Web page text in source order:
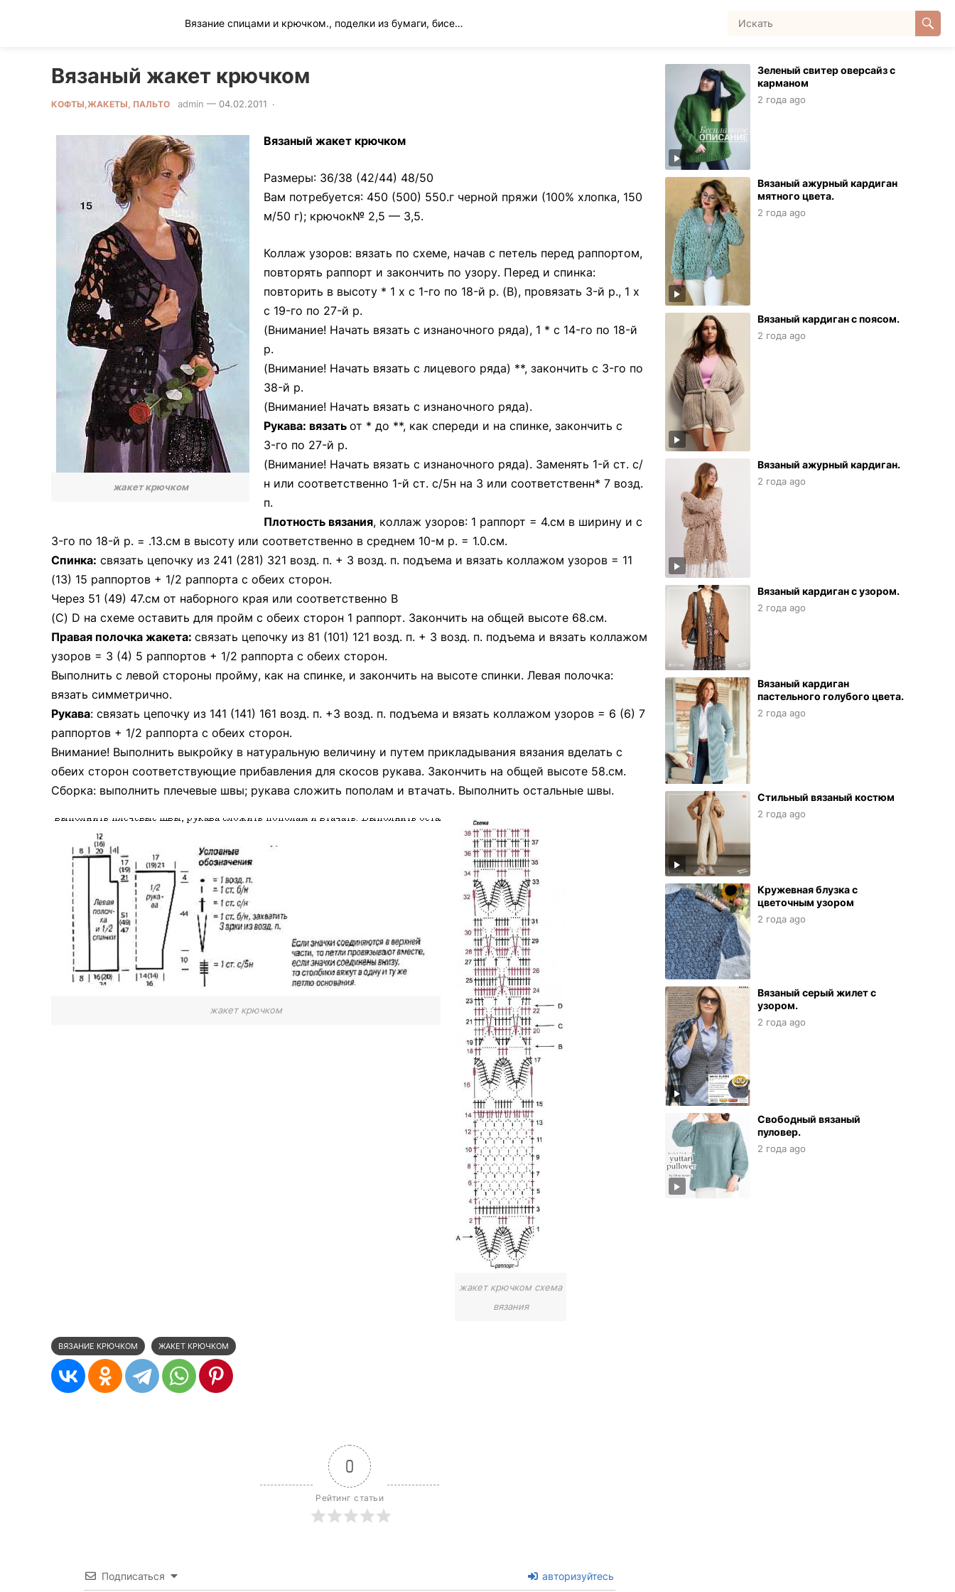
Вязание спицами и крючком., поделки из бумаги, бисера и многое другое
Вязаный жакет крючком
КОФТЫ,ЖАКЕТЫ, ПАЛЬТО admin — 04.02.2011 ·
жакет крючком
Вязаный жакет крючком
Размеры: 36/38 (42/44) 48/50
Вам потребуется: 450 (500) 550.г черной пряжи (100% хлопка, 150
м/50 г); крючок№ 2,5 — 3,5.
Коллаж узоров: вязать по схеме, начав с петель перед раппортом,
повторять раппорт и закончить по узору. Перед и спинка:
повторить в высоту * 1 х с 1-го по 18-й р. (В), провязать 3-й р., 1 х
с 19-го по 27-й р.
(Внимание! Начать вязать с изнаночного ряда), 1 * с 14-го по 18-й
р.
(Внимание! Начать вязать с лицевого ряда) **, закончить с 3-го по
38-й р.
(Внимание! Начать вязать с изнаночного ряда).
Рукава: вязать от * до **, как спереди и на спинке, закончить с
3-го по 27-й р.
(Внимание! Начать вязать с изнаночного ряда). Заменять 1-й ст. с/
н или соответственно 1-й ст. с/5н на 3 или соответственн* 7 возд.
п.
Плотность вязания, коллаж узоров: 1 раппорт = 4.см в ширину и с
3-го по 18-й р. = .13.см в высоту или соответственно в среднем 10-м р. = 1.0.см.
Спинка: связать цепочку из 241 (281) 321 возд. п. + 3 возд. п. подъема и вязать коллажом узоров = 11
(13) 15 раппортов + 1/2 раппорта с обеих сторон.
Через 51 (49) 47.см от наборного края или соответственно В
(С) D на схеме оставить для пройм с обеих сторон 1 раппорт. Закончить на общей высоте 68.см.
Правая полочка жакета: связать цепочку из 81 (101) 121 возд. п. + 3 возд. п. подъема и вязать коллажом
узоров = 3 (4) 5 раппортов + 1/2 раппорта с обеих сторон.
Выполнить с левой стороны пройму, как на спинке, и закончить на высоте спинки. Левая полочка:
вязать симметрично.
Рукава: связать цепочку из 141 (141) 161 возд. п. +3 возд. п. подъема и вязать коллажом узоров = 6 (6) 7
раппортов + 1/2 раппорта с обеих сторон.
Внимание! Выполнить выкройку в натуральную величину и путем прикладывания вязания вделать с
обеих сторон соответствующие прибавления для скосов рукава. Закончить на общей высоте 58.см.
Сборка: выполнить плечевые швы; рукава сложить пополам и втачать. Выполнить остальные швы.
жакет крючком
жакет крючком схема
вязания
ВЯЗАНИЕ КРЮЧКОМ ЖАКЕТ КРЮЧКОМ
0
Рейтинг статьи
Подписаться авторизуйтесь
Зеленый свитер оверсайз с
карманом
2 года ago
Вязаный ажурный кардиган
мятного цвета.
2 года ago
Вязаный кардиган с поясом.
2 года ago
Вязаный ажурный кардиган.
2 года ago
Вязаный кардиган с узором.
2 года ago
Вязаный кардиган
пастельного голубого цвета.
2 года ago
Стильный вязаный костюм
2 года ago
Кружевная блузка с
цветочным узором
2 года ago
Вязаный серый жилет с
узором.
2 года ago
Свободный вязаный
пуловер.
2 года ago